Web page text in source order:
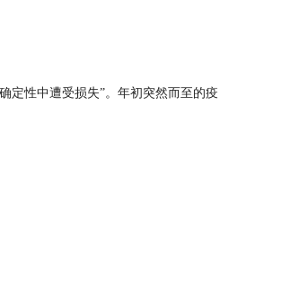
定性中遭受损失”。年初突然而至的疫